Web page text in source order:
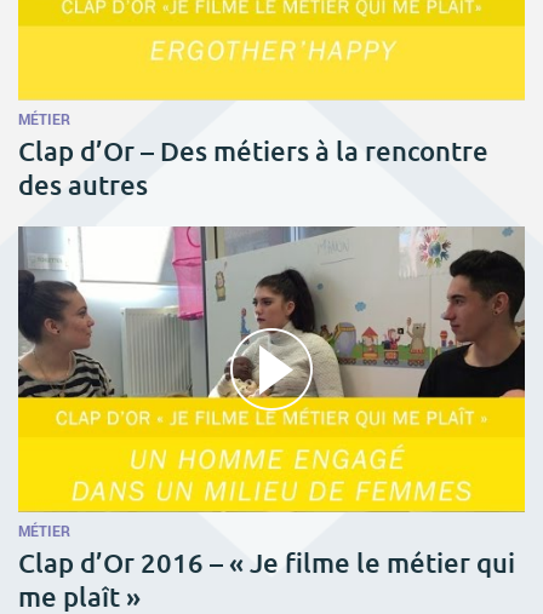
MÉTIER
Clap d’Or – Des métiers à la rencontre
des autres
MÉTIER
Clap d’Or 2016 – « Je filme le métier qui
me plaît »